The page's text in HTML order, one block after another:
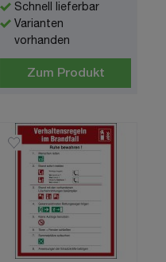
Schnell lieferbar
Varianten
vorhanden
Zum Produkt